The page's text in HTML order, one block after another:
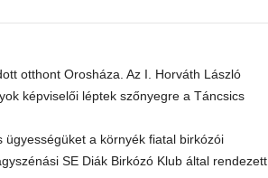
otthont Orosháza. Az I. Horváth László
képviselői léptek szőnyegre a Táncsics
a környék fiatal birkózói
SE Diák Birkózó Klub által rendezett